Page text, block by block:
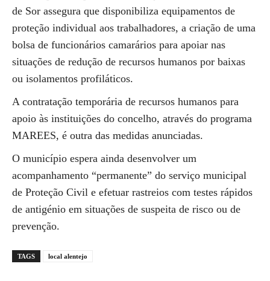
de Sor assegura que disponibiliza equipamentos de
proteção individual aos trabalhadores, a criação de uma
bolsa de funcionários camarários para apoiar nas
situações de redução de recursos humanos por baixas
ou isolamentos profiláticos.
A contratação temporária de recursos humanos para
apoio às instituições do concelho, através do programa
MAREES, é outra das medidas anunciadas.
O município espera ainda desenvolver um
acompanhamento “permanente” do serviço municipal
de Proteção Civil e efetuar rastreios com testes rápidos
de antigénio em situações de suspeita de risco ou de
prevenção.
TAGS local alentejo